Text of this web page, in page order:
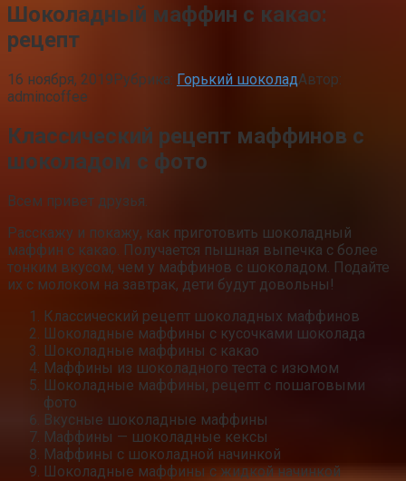
Шоколадный маффин с какао:
рецепт
16 ноября, 2019Рубрика: Горький шоколадАвтор:
admincoffee
Классический рецепт маффинов с
шоколадом с фото
Всем привет друзья.
Расскажу и покажу, как приготовить шоколадный
маффин с какао. Получается пышная выпечка с более
тонким вкусом, чем у маффинов с шоколадом. Подайте
их с молоком на завтрак, дети будут довольны!
Классический рецепт шоколадных маффинов
Шоколадные маффины с кусочками шоколада
Шоколадные маффины с какао
Маффины из шоколадного теста с изюмом
Шоколадные маффины, рецепт с пошаговыми
фото
Вкусные шоколадные маффины
Маффины — шоколадные кексы
Маффины с шоколадной начинкой
Шоколадные маффины с жидкой начинкой